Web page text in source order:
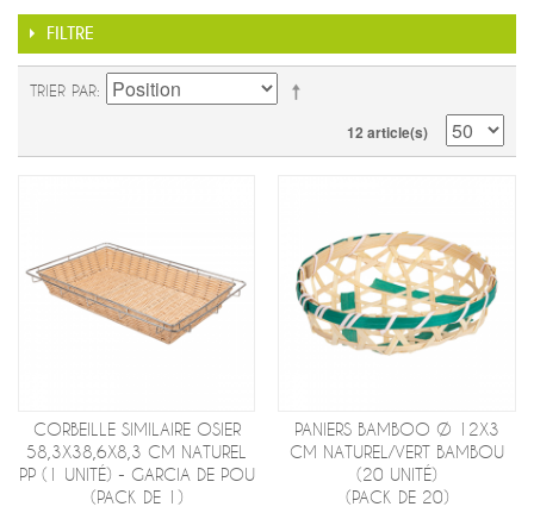
FILTRE
TRIER PAR
12 article(s)
CORBEILLE SIMILAIRE OSIER
58,3X38,6X8,3 CM NATUREL
PP (1 UNITÉ) - GARCIA DE POU
(PACK DE 1)
PANIERS BAMBOO Ø 12X3
CM NATUREL/VERT BAMBOU
(20 UNITÉ)
(PACK DE 20)